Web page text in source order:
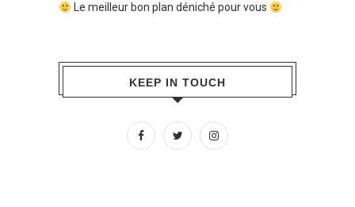
Le meilleur bon plan déniché pour vous
KEEP IN TOUCH